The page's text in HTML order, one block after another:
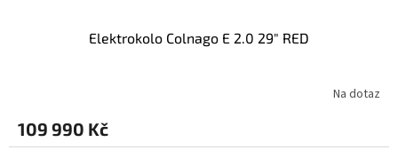
Elektrokolo Colnago E 2.0 29" RED
Na dotaz
109 990 Kč